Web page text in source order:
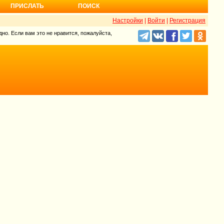
ПРИСЛАТЬ ПОИСК
Настройки Войти Регистрация
Если вам это не нравится, пожалуйста,